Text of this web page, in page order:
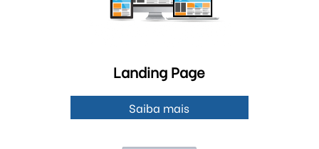
Landing Page
Saiba mais